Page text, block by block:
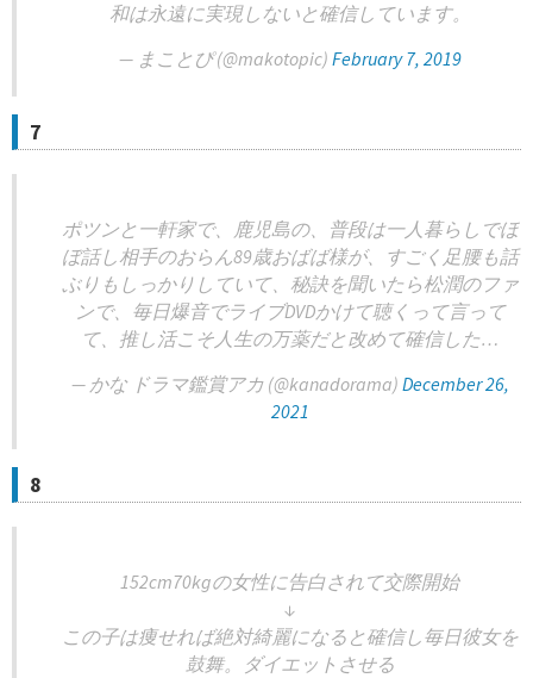
和は永遠に実現しないと確信しています。
— まことぴ (@makotopic) February 7, 2019
7
ポツンと一軒家で、鹿児島の、普段は一人暮らしでほ
ぼ話し相手のおらん89歳おばば様が、すごく足腰も話
ぶりもしっかりしていて、秘訣を聞いたら松潤のファ
ンで、毎日爆音でライブDVDかけて聴くって言って
て、推し活こそ人生の万薬だと改めて確信した…
— かな ドラマ鑑賞アカ (@kanadorama) December 26,
2021
8
152cm70kgの女性に告白されて交際開始
↓
この子は痩せれば絶対綺麗になると確信し毎日彼女を
鼓舞。ダイエットさせる